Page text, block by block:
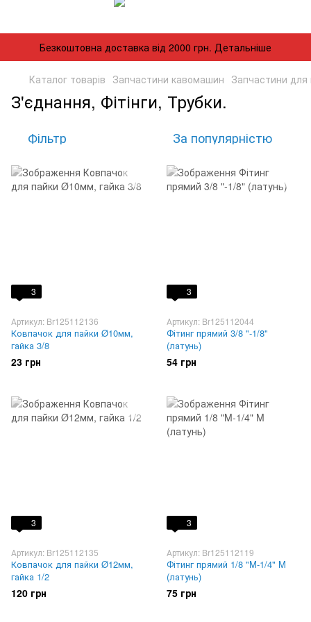
Безкоштовна доставка від 2000 грн. Детальніше
Каталог товарів Запчастини кавомашин Запчастини
З'єднання, Фітінги, Трубки.
Фільтр За популярністю
3
Артикул: Br125112136
Ковпачок для пайки Ø10мм,
гайка 3/8
23 грн
3
Артикул: Br125112044
Фітинг прямий 3/8 "-1/8"
(латунь)
54 грн
3
Артикул: Br125112135
Ковпачок для пайки Ø12мм,
гайка 1/2
120 грн
3
Артикул: Br125112119
Фітинг прямий 1/8 "M-1/4" M
(латунь)
75 грн